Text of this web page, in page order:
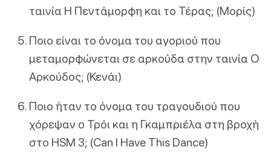
ταινία Η Πεντάμορφη και το Τέρας; (Μορίς)
Ποιο είναι το όνομα του αγοριού που
μεταμορφώνεται σε αρκούδα στην ταινία Ο
Αρκούδος; (Κενάι)
Ποιο ήταν το όνομα του τραγουδιού που
χόρεψαν ο Τρόι και η Γκαμπριέλα στη βροχή
στο HSM 3; (Can I Have This Dance)